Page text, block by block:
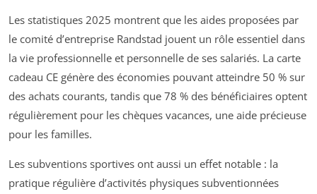
Les statistiques 2025 montrent que les aides proposées par
le comité d’entreprise Randstad jouent un rôle essentiel dans
la vie professionnelle et personnelle de ses salariés. La carte
cadeau CE génère des économies pouvant atteindre 50 % sur
des achats courants, tandis que 78 % des bénéficiaires optent
régulièrement pour les chèques vacances, une aide précieuse
pour les familles.
Les subventions sportives ont aussi un effet notable : la
pratique régulière d’activités physiques subventionnées